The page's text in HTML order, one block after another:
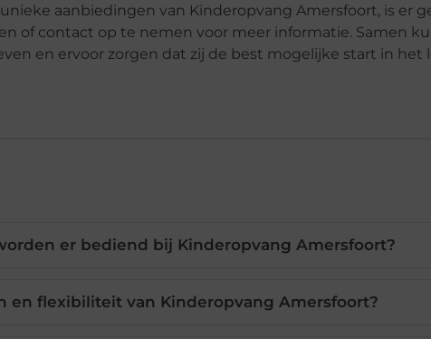
aanbiedingen van Kinderopvang Amersfoort, is er
of contact op te nemen voor meer informatie. Samen
en ervoor zorgen dat zij de best mogelijke start in het
er bediend bij Kinderopvang Amersfoort?
en flexibiliteit van Kinderopvang Amersfoort?